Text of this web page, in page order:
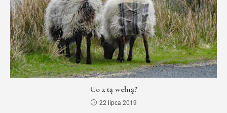
Co z tą wełną?
22 lipca 2019